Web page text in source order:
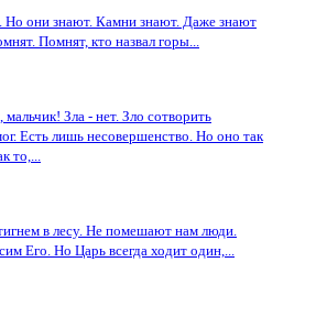
они знают. Камни знают. Даже знают
Помнят, кто назвал горы...
Зла - нет. Зло сотворить
Есть лишь несовершенство. Но оно так
то,...
в лесу. Не помешают нам люди.
Его. Но Царь всегда ходит один,...